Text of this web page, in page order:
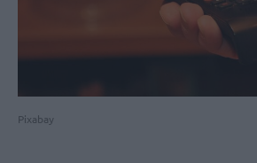
Pixabay